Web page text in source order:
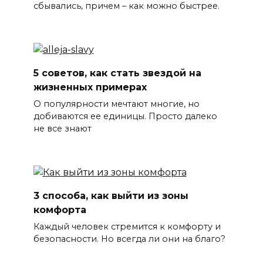
сбывались, причем – как можно быстрее.
5 советов, как стать звездой на
жизненных примерах
О популярности мечтают многие, но
добиваются ее единицы. Просто далеко
не все знают
3 способа, как выйти из зоны
комфорта
Каждый человек стремится к комфорту и
безопасности. Но всегда ли они на благо?